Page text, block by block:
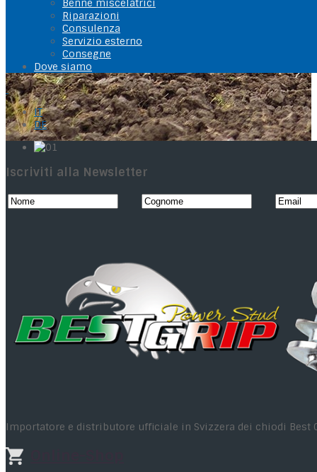
Benne miscelatrici
Riparazioni
Consulenza
Servizio esterno
Consegne
Dove siamo
IT
DE
Iscriviti alla Newsletter
Importatore e distributore ufficiale in Svizzera dei chiodi